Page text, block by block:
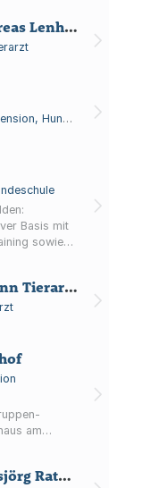
Dr. med. vet. Andreas Lenhart Tierarzt
Hundeschule
Basis mit
sowie
Social-
Training.
Bianca Spennemann Tierarztpraxis Ottilienhof
am
Hundeschule Hansjörg Ratzek